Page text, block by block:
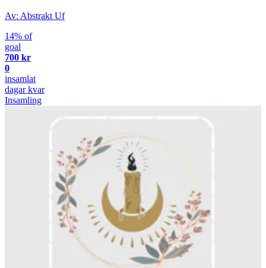
Av: Abstrakt Uf
14% of
goal
700 kr
0
insamlat
dagar kvar
Insamling